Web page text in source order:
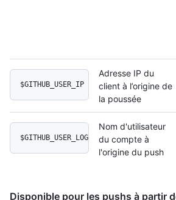
$GITHUB_USER_IP
Adresse IP du
client à l’origine de
la poussée
$GITHUB_USER_LOGIN
Nom d'utilisateur
du compte à
l'origine du push
Disponible pour les pushs à partir